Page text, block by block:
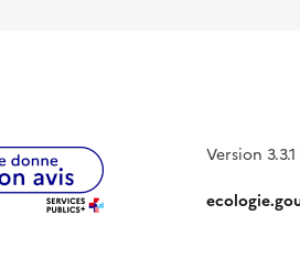
Version